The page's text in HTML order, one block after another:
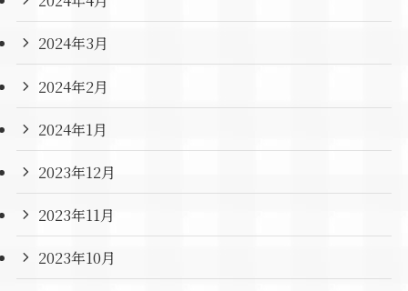
2024年3月
2024年2月
2024年1月
2023年12月
2023年11月
2023年10月